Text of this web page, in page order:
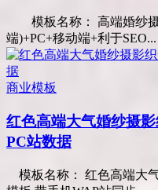
模板名称： 高端婚纱摄
端)+PC+移动端+利于SEO...
商业模板
红色高端大气婚纱摄
PC站数据
模板名称： 红色高端大